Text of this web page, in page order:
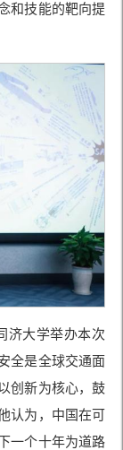
和技能的靶向提
济大学举办本次
全是全球交通面
创新为核心，鼓
认为，中国在可
一个十年为道路